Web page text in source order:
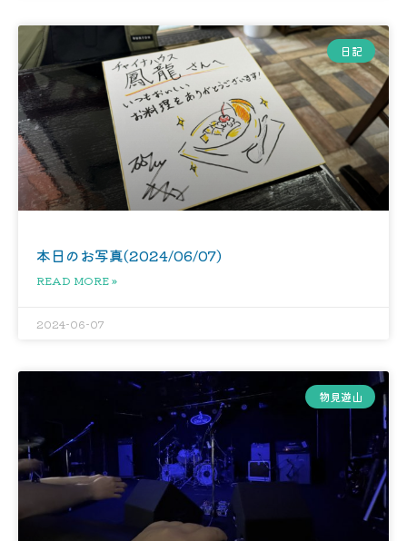
日記
本日のお写真(2024/06/07)
READ MORE »
2024-06-07
物見遊山